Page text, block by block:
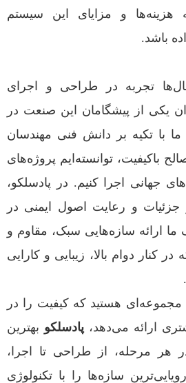
و مزایای این سیستم
باشد.
تجربه در طراحی و اجرای
یکی از پیشگامان این صنعت در
با تکیه بر دانش فنی مهندسان
باکیفیت، توانسته‌ایم پروژه‌های
جهانی اجرا کنیم. در پادسلکو،
و رعایت اصول ایمنی در
ما ارائه سازه‌هایی سبک، مقاوم و
کنار دوام بالا، زیبایی و کارایی
مجموعه‌ای هستید که کیفیت را در
ارائه می‌دهد، پادسلکو بهترین
هر مرحله، از طراحی تا اجرا،
سازه‌ها را با تکنولوژی